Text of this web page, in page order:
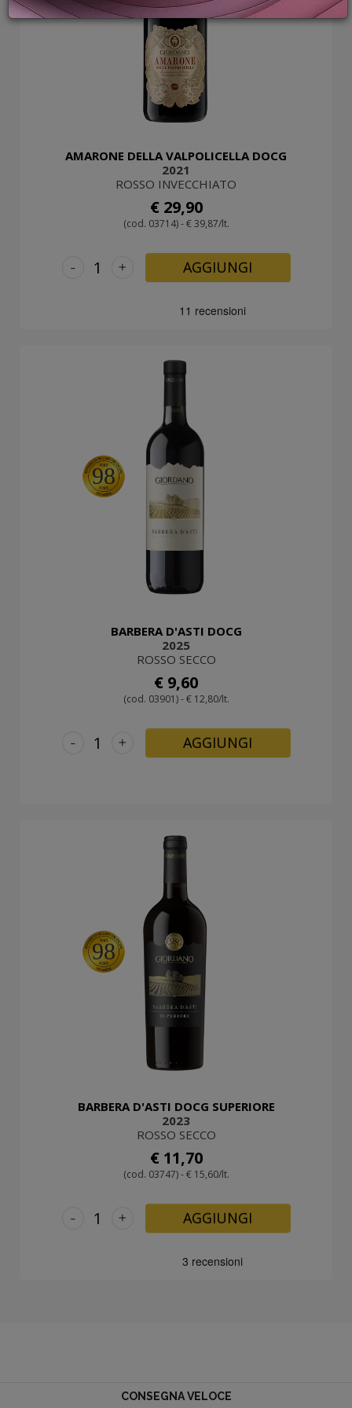
GIFT
AMARONE DELLA VALPOLICELLA DOCG
2021
ROSSO INVECCHIATO
€ 29,90
(cod. 03714) - € 39,87/lt.
+
- AGGIUNGI
98
BARBERA D'ASTI DOCG
2025
ROSSO SECCO
€ 9,60
(cod. 03901) - € 12,80/lt.
+
- AGGIUNGI
98
BARBERA D'ASTI DOCG SUPERIORE
2023
ROSSO SECCO
€ 11,70
(cod. 03747) - € 15,60/lt.
+
- AGGIUNGI
CONSEGNA VELOCE